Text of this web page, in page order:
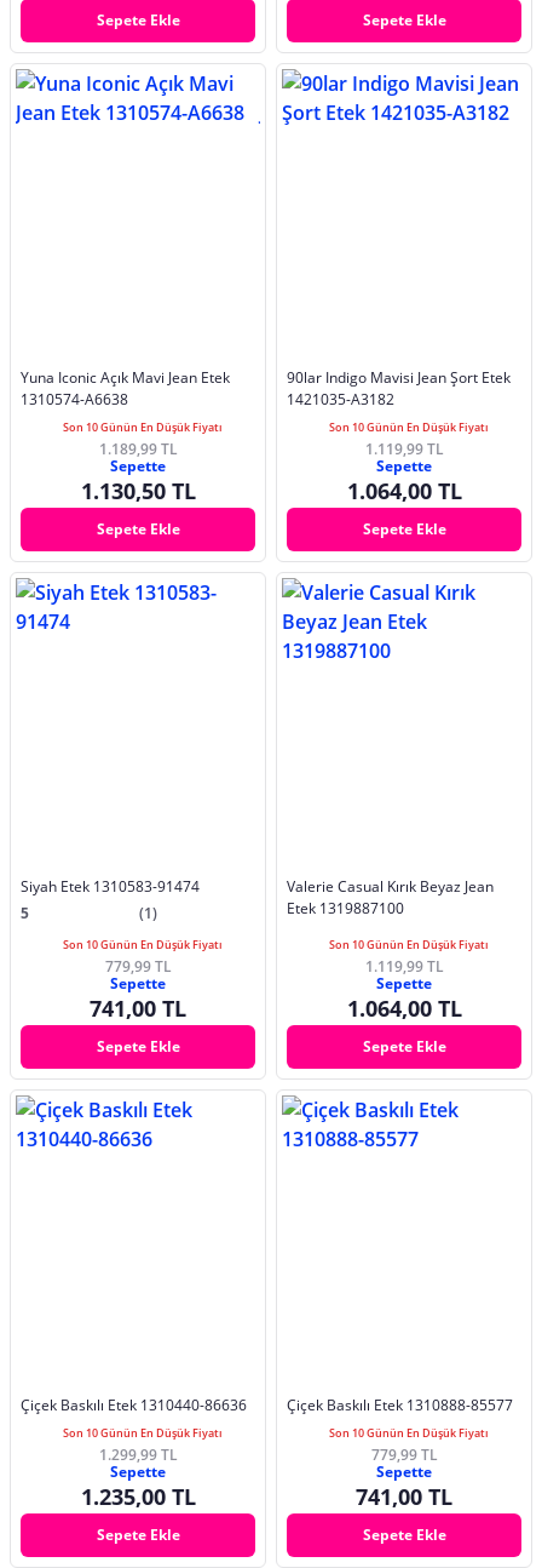
Sepete Ekle Sepete Ekle
Yuna Iconic Açık Mavi Jean Etek
1310574-A6638
Son 10 Günün En Düşük Fiyatı
1.189,99 TL
Sepette
1.130,50 TL
Sepete Ekle
90lar Indigo Mavisi Jean Şort Etek
1421035-A3182
Son 10 Günün En Düşük Fiyatı
1.119,99 TL
Sepette
1.064,00 TL
Sepete Ekle
Siyah Etek 1310583-91474
5
(1)
Son 10 Günün En Düşük Fiyatı
779,99 TL
Sepette
741,00 TL
Sepete Ekle
Valerie Casual Kırık Beyaz Jean
Etek 1319887100
Son 10 Günün En Düşük Fiyatı
1.119,99 TL
Sepette
1.064,00 TL
Sepete Ekle
Çiçek Baskılı Etek 1310440-86636
Son 10 Günün En Düşük Fiyatı
1.299,99 TL
Sepette
1.235,00 TL
Sepete Ekle
Çiçek Baskılı Etek 1310888-85577
Son 10 Günün En Düşük Fiyatı
779,99 TL
Sepette
741,00 TL
Sepete Ekle